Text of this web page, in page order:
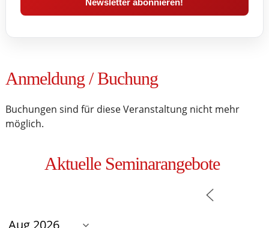
Anmeldung / Buchung
Buchungen sind für diese Veranstaltung nicht mehr
möglich.
Aktuelle Seminarangebote